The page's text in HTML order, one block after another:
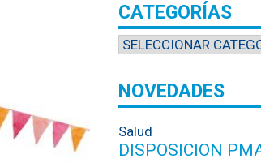
CATEGORÍAS
NOVEDADES
Salud
DISPOSICION